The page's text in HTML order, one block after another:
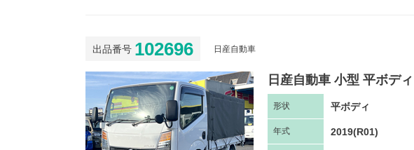
出品番号 102696 日産自動車
日産自動車 小型 平ボデ
形状 平ボディ
年式 2019(R01)